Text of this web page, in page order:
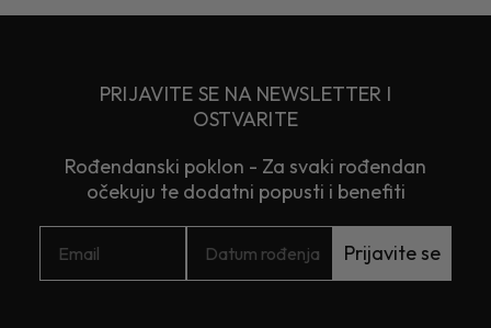
PRIJAVITE SE NA NEWSLETTER I
OSTVARITE
Rođendanski poklon - Za svaki rođendan
očekuju te dodatni popusti i benefiti
Prijavite se